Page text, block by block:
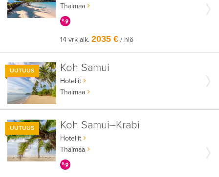
Thaimaa
14 vrk alk.2035 € / hlö
UUTUUS Koh Samui
Hotellit
Thaimaa
UUTUUS Koh Samui–Krabi
Hotellit
Thaimaa